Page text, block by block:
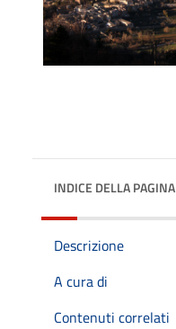
INDICE DELLA PAGINA
Descrizione
A cura di
Contenuti correlati